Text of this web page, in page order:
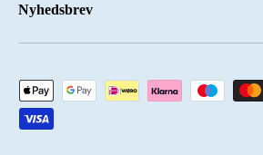
Nyhedsbrev
Accepterede betalingsmetoder